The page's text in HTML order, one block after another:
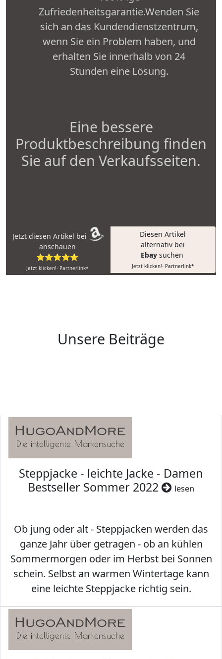
Zufriedenheitsgarantie.Wenden Sie
sich an das Kundendienstzentrum,
wenn Sie ein Problem haben, und
erhalten Sie innerhalb von 24
Stunden eine Lösung.
Eine bessere
Produktbeschreibung finden
Sie auf den Verkaufsseiten.
Jetzt diesen Artikel bei
anschauen
⭐⭐⭐⭐⭐
Jetzt klicken!- Partnerlink*
Diesen Artikel
alternativ bei
Ebay suchen
Jetzt klicken!- Partnerlink*
Unsere Beiträge
Steppjacke - leichte Jacke - Damen
Bestseller Sommer 2022
lesen
Ob jung oder alt - Steppjacken werden das
ganze Jahr über getragen - ob an kühlen
Sommermorgen oder im Herbst bei Sonnen
schein. Selbst an warmen Wintertage kann
eine leichte Steppjacke richtig sein.